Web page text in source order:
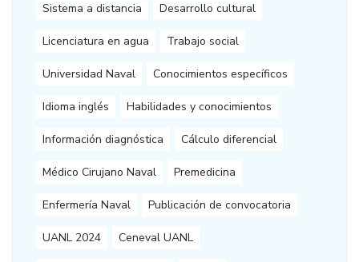
Sistema a distancia Desarrollo cultural
Licenciatura en agua Trabajo social
Universidad Naval Conocimientos específicos
Idioma inglés Habilidades y conocimientos
Información diagnóstica Cálculo diferencial
Médico Cirujano Naval Premedicina
Enfermería Naval Publicación de convocatoria
UANL 2024 Ceneval UANL